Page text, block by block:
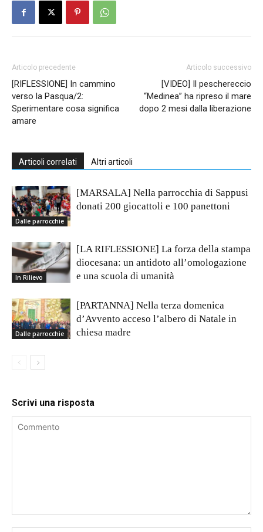
Articolo precedente
[RIFLESSIONE] In cammino
verso la Pasqua/2:
Sperimentare cosa significa
amare
Articolo successivo
[VIDEO] Il peschereccio
“Medinea” ha ripreso il mare
dopo 2 mesi dalla liberazione
Articoli correlati Altri articoli
Dalle parrocchie
[MARSALA] Nella parrocchia di Sappusi
donati 200 giocattoli e 100 panettoni
In Rilievo
[LA RIFLESSIONE] La forza della stampa
diocesana: un antidoto all’omologazione
e una scuola di umanità
Dalle parrocchie
[PARTANNA] Nella terza domenica
d’Avvento acceso l’albero di Natale in
chiesa madre
Scrivi una risposta